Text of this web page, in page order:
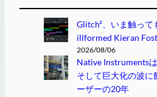
Glitch²、いま触っ
illformed Kieran
2026/08/06
Native Instruments
そして巨大化の波
ーザーの20年